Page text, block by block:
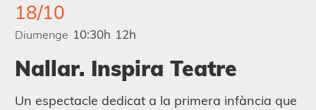
18/10
Diumenge 10:30h 12h
Nallar. Inspira Teatre
Un espectacle dedicat a la primera infància que